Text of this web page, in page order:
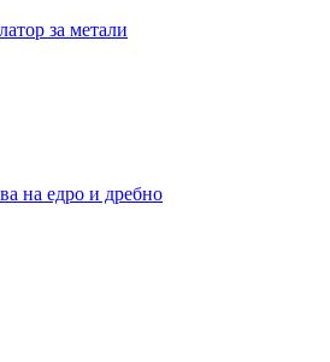
за метали
на едро и дребно